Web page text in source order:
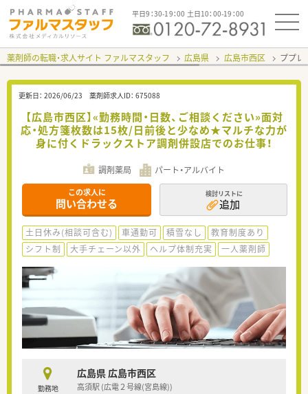
平日9：30-19：00 土日10：00-19：00
薬剤師の転職・求人サイト ファルマスタッフ 広島県 広島市西区 ププ
更新日： 2026/06/23 薬剤師求人ID： 675088
【広島市西区】«勤務時間・日数、ご相談ください»面対
応・処方箋枚数は15枚/日前後と少なめ★マルチな力が
身に付くドラックストア調剤併設店でのお仕事！
調剤薬局 パート・アルバイト
この求人に
問い合わせる
検討リストに
追加
土日休み(相談可含む) 車通勤可 積雪なし
教育制度あり
シフト制
大手チェーン以外 ヘルプ体制充実 一人薬剤師
勤務地
広島県 広島市西区
高須駅 (広電２号線(宮島線))